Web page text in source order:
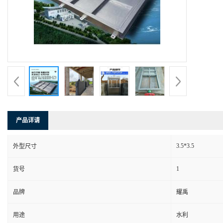
产品详请
外型尺寸 3.5*3.5
货号 1
品牌 耀禹
用途 水利